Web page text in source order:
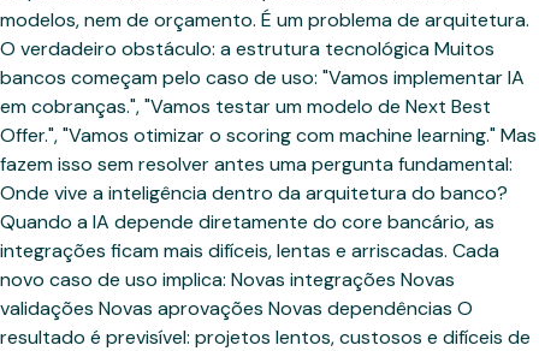
modelos, nem de orçamento. É um problema de arquitetura.
O verdadeiro obstáculo: a estrutura tecnológica Muitos
bancos começam pelo caso de uso: "Vamos implementar IA
em cobranças.", "Vamos testar um modelo de Next Best
Offer.", "Vamos otimizar o scoring com machine learning." Mas
fazem isso sem resolver antes uma pergunta fundamental:
Onde vive a inteligência dentro da arquitetura do banco?
Quando a IA depende diretamente do core bancário, as
integrações ficam mais difíceis, lentas e arriscadas. Cada
novo caso de uso implica: Novas integrações Novas
validações Novas aprovações Novas dependências O
resultado é previsível: projetos lentos, custosos e difíceis de